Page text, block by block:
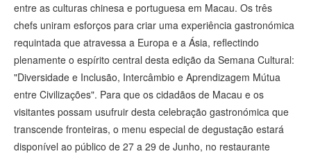
entre as culturas chinesa e portuguesa em Macau. Os três
chefs uniram esforços para criar uma experiência gastronómica
requintada que atravessa a Europa e a Ásia, reflectindo
plenamente o espírito central desta edição da Semana Cultural:
"Diversidade e Inclusão, Intercâmbio e Aprendizagem Mútua
entre Civilizações". Para que os cidadãos de Macau e os
visitantes possam usufruir desta celebração gastronómica que
transcende fronteiras, o menu especial de degustação estará
disponível ao público de 27 a 29 de Junho, no restaurante